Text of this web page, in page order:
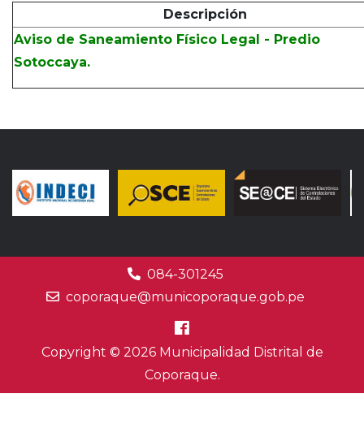
Descripción
Aviso de Saneamiento Físico Legal - Predio
Sotoccaya.
084-301245
coporaque@municoporaque.gob.pe
Copyright © 2026 Municipalidad Distrital de
Coporaque.